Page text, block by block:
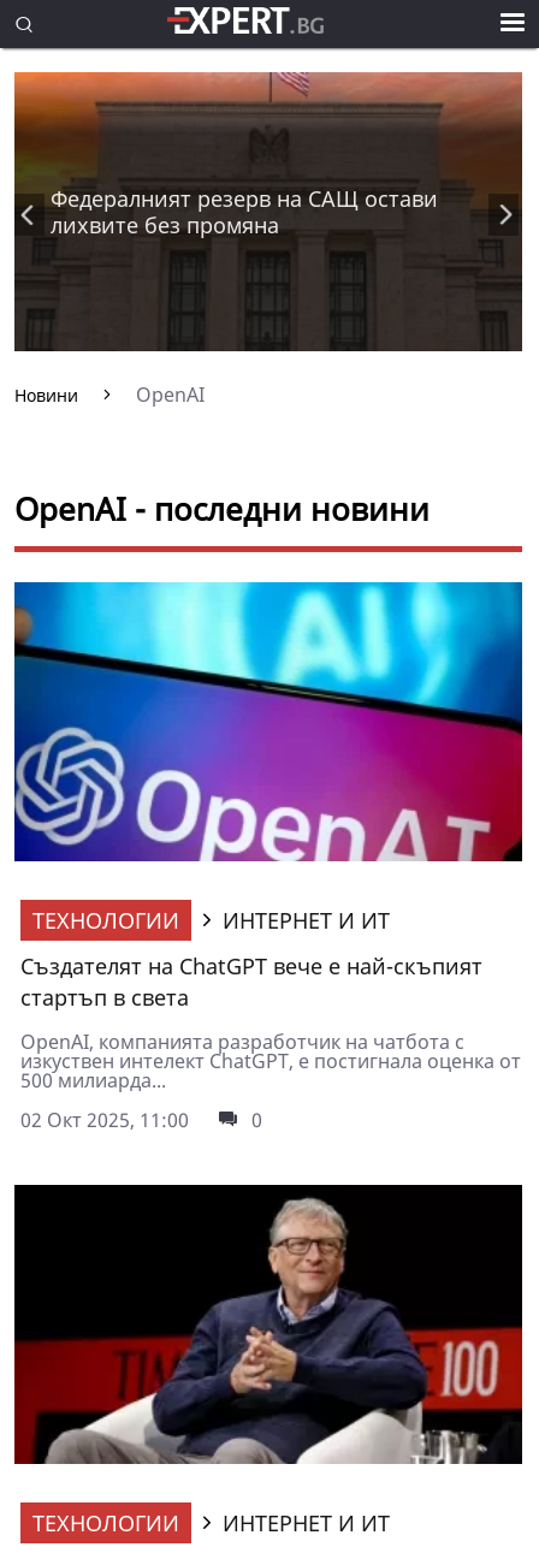
Федералният резерв на САЩ остави
лихвите без промяна
Новини OpenAI
OpenAI - последни новини
ТЕХНОЛОГИИ
ИНТЕРНЕТ И ИТ
Създателят на ChatGPT вече е най-скъпият
стартъп в света
OpenAI, компанията разработчик на чатбота с
изкуствен интелект ChatGPT, е постигнала оценка от
500 милиарда...
02 Окт 2025, 11:00
0
ТЕХНОЛОГИИ
ИНТЕРНЕТ И ИТ